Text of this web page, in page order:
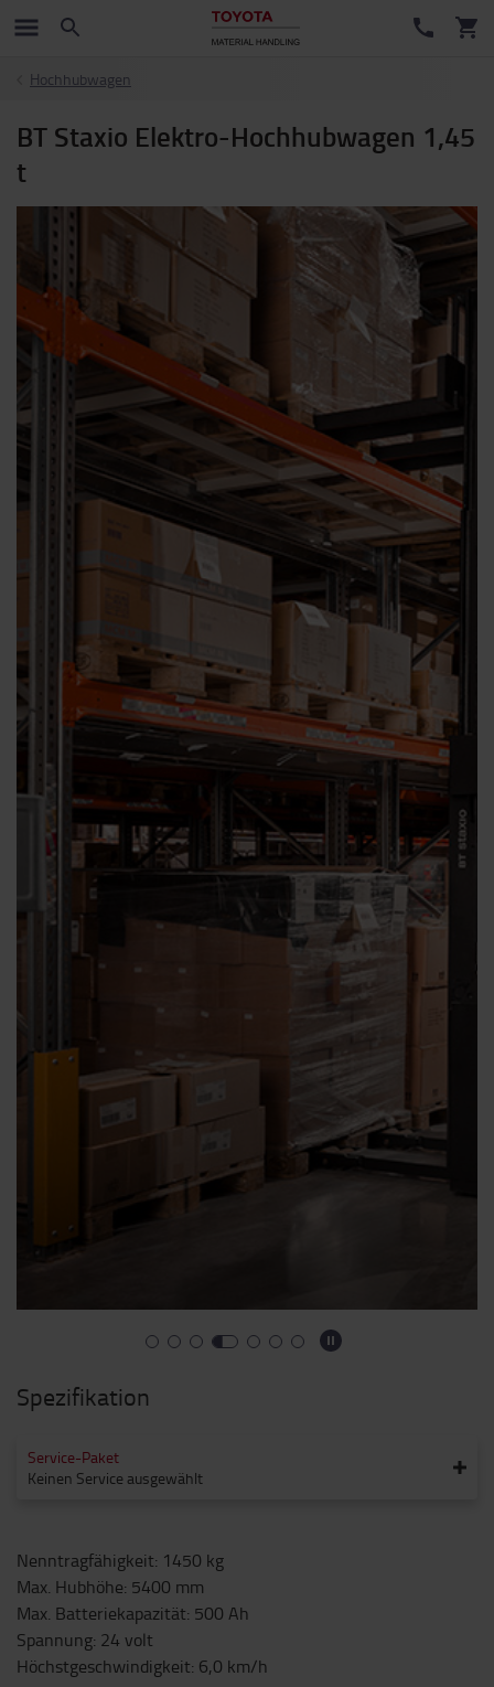
Hochhubwagen
BT Staxio Elektro-Hochhubwagen 1,45
t
Spezifikation
Service-Paket
Keinen Service ausgewählt
Nenntragfähigkeit: 1450 kg
Max. Hubhöhe: 5400 mm
Max. Batteriekapazität: 500 Ah
Spannung: 24 volt
Höchstgeschwindigkeit: 6,0 km/h